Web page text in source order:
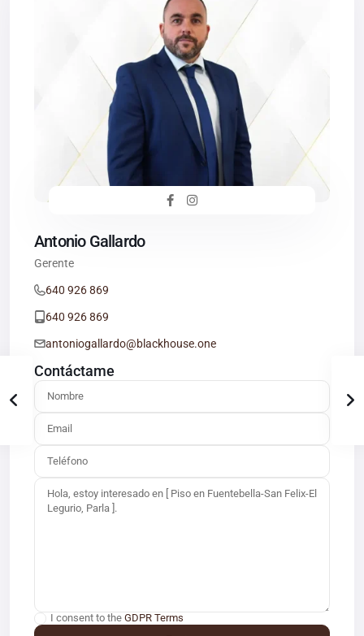
Antonio Gallardo
Gerente
640 926 869
640 926 869
antoniogallardo@blackhouse.one
Contáctame
I consent to the GDPR Terms